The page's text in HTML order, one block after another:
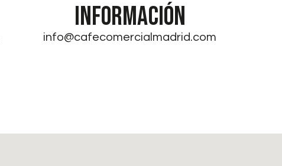
INFORMACIÓN
info@cafecomercialmadrid.com